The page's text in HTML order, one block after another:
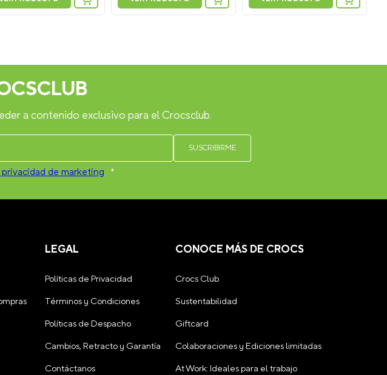
a contenido exclusivo para el Crocsclub.
de marketing *
LEGAL
Políticas de Privacidad
Términos y Condiciones
Políticas de Despacho
Cambios, Retracto y Garantía
Contáctanos
CONOCE MÁS DE CROCS
Crocs Club
Sustentabilidad
Giftcard
Colaboraciones y Ediciones limitadas
At Work: Ideales para el trabajo